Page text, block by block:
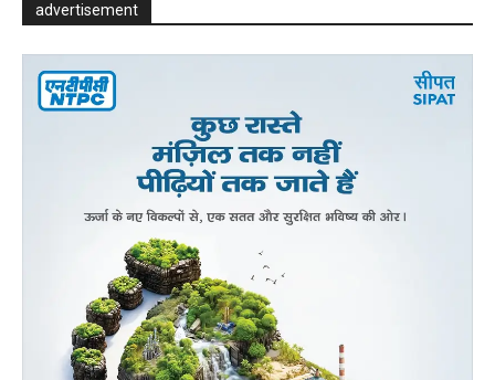
advertisement